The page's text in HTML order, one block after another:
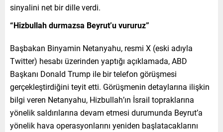
sinyalini net bir dille verdi.
“Hizbullah durmazsa Beyrut’u vururuz”
Başbakan Binyamin Netanyahu, resmi X (eski adıyla
Twitter) hesabı üzerinden yaptığı açıklamada, ABD
Başkanı Donald Trump ile bir telefon görüşmesi
gerçekleştirdiğini teyit etti. Görüşmenin detaylarına ilişkin
bilgi veren Netanyahu, Hizbullah’ın İsrail topraklarına
yönelik saldırılarına devam etmesi durumunda Beyrut’a
yönelik hava operasyonlarını yeniden başlatacaklarını